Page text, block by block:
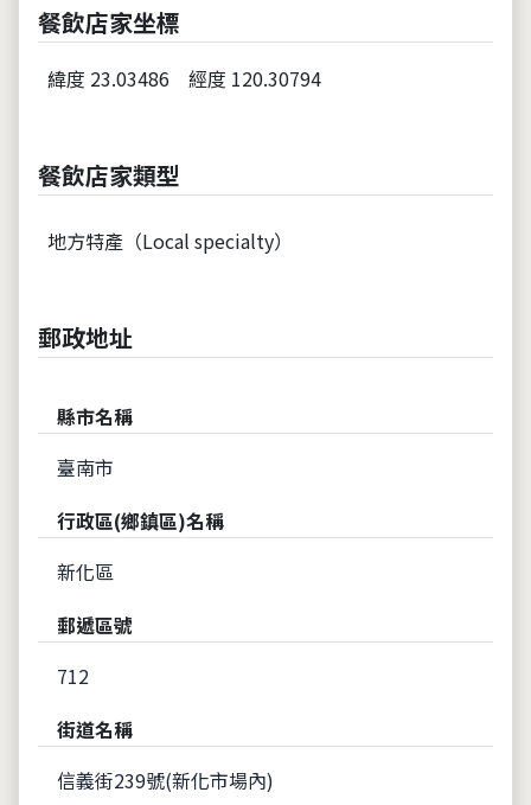
餐飲店家坐標
緯度 23.03486 經度 120.30794
餐飲店家類型
地方特產（Local specialty）
郵政地址
縣市名稱
臺南市
行政區(鄉鎮區)名稱
新化區
郵遞區號
712
街道名稱
信義街239號(新化市場內)